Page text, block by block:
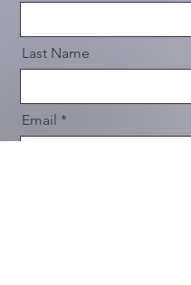
Last Name
Email